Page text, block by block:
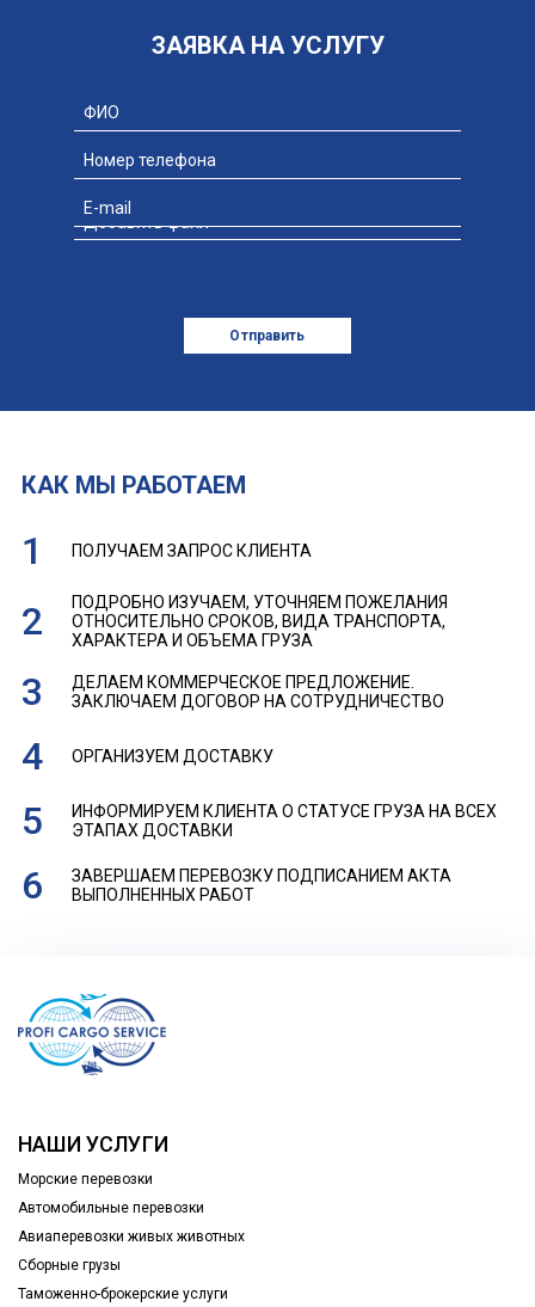
ЗАЯВКА НА УСЛУГУ
Добавить файл
Отправить
КАК МЫ РАБОТАЕМ
ПОЛУЧАЕМ ЗАПРОС КЛИЕНТА
ПОДРОБНО ИЗУЧАЕМ, УТОЧНЯЕМ ПОЖЕЛАНИЯ
ОТНОСИТЕЛЬНО СРОКОВ, ВИДА ТРАНСПОРТА,
ХАРАКТЕРА И ОБЪЕМА ГРУЗА
ДЕЛАЕМ КОММЕРЧЕСКОЕ ПРЕДЛОЖЕНИЕ.
ЗАКЛЮЧАЕМ ДОГОВОР НА СОТРУДНИЧЕСТВО
ОРГАНИЗУЕМ ДОСТАВКУ
ИНФОРМИРУЕМ КЛИЕНТА О СТАТУСЕ ГРУЗА НА ВСЕХ
ЭТАПАХ ДОСТАВКИ
ЗАВЕРШАЕМ ПЕРЕВОЗКУ ПОДПИСАНИЕМ АКТА
ВЫПОЛНЕННЫХ РАБОТ
НАШИ УСЛУГИ
Морские перевозки
Автомобильные перевозки
Авиаперевозки живых животных
Сборные грузы
Таможенно-брокерские услуги